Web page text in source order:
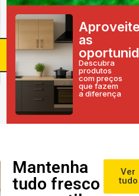
as
Descubra
produtos
com preços
que fazem
a diferença
Mantenha
tudo fresco
Ver
tudo